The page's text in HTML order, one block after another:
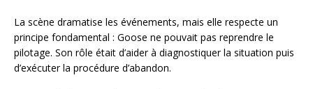
La scène dramatise les événements, mais elle respecte un
principe fondamental : Goose ne pouvait pas reprendre le
pilotage. Son rôle était d’aider à diagnostiquer la situation puis
d’exécuter la procédure d’abandon.